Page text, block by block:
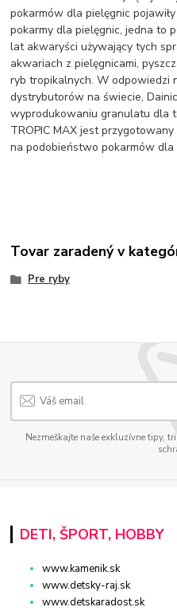
pokarmów dla pielęgnic
pokarmy dla pielęgnic, jedna to
lat akwaryści używający tych
akwariach z pielęgnicami,
ryb tropikalnych. W odpowiedzi
dystrybutorów na świecie,
wyprodukowaniu granulatu dla
TROPIC MAX jest
na podobieństwo pokarmów dla
Tovar zaradený v
Pre ryby
Nezmeškajte naše exkluzívne tipy,
DETI, ŠPORT, HOBBY
www.kamenik.sk
www.detsky-raj.sk
www.detskaradost.sk